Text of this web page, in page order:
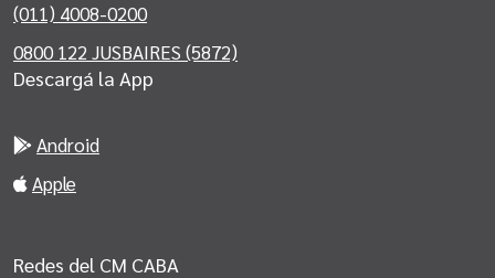
(011) 4008-0200
0800 122 JUSBAIRES (5872)
Descargá la App
Android
Apple
Redes del CM CABA